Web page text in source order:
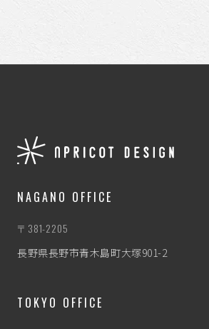
NAGANO OFFICE
〒381-2205
長野県長野市青木島町大塚901-2
TOKYO OFFICE